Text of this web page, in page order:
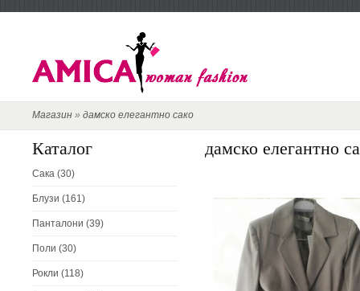
Магазин » дамско елегантно сако
Каталог
Сака (30)
Блузи (161)
Панталони (39)
Поли (30)
Рокли (118)
дамско елегантно